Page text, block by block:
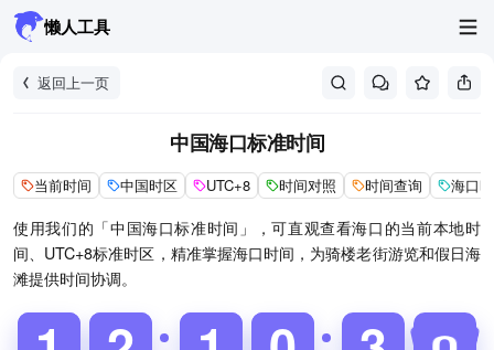
懒人工具
返回上一页
中国海口标准时间
当前时间 中国时区 UTC+8 时间对照 时间查询 海口
使用我们的「中国海口标准时间」，可直观查看海口的当前本地时
间、UTC+8标准时区，精准掌握海口时间，为骑楼老街游览和假日海
滩提供时间协调。
1